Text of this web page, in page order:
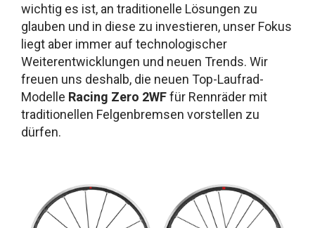
wichtig es ist, an traditionelle Lösungen zu
glauben und in diese zu investieren, unser Fokus
liegt aber immer auf technologischer
Weiterentwicklungen und neuen Trends. Wir
freuen uns deshalb, die neuen Top-Laufrad-
Modelle Racing Zero 2WFfür Rennräder mit
traditionellen Felgenbremsen vorstellen zu
dürfen.